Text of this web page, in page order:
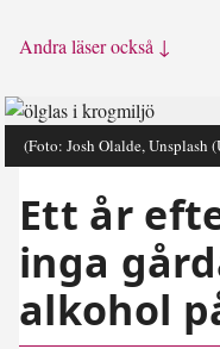
Andra läser också ↓
(Foto: Josh Olalde, Unsplash
Ett år
inga
alkohol